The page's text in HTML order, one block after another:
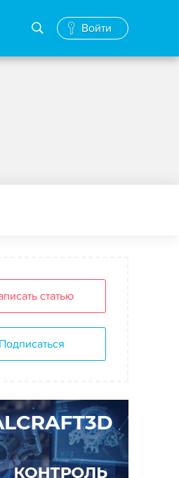
Войти
статью
Подписаться